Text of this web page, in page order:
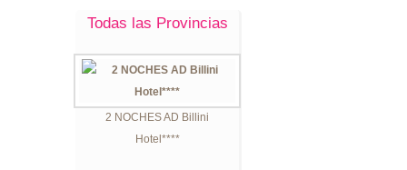
Todas las Provincias
2 NOCHES AD Billini
Hotel****